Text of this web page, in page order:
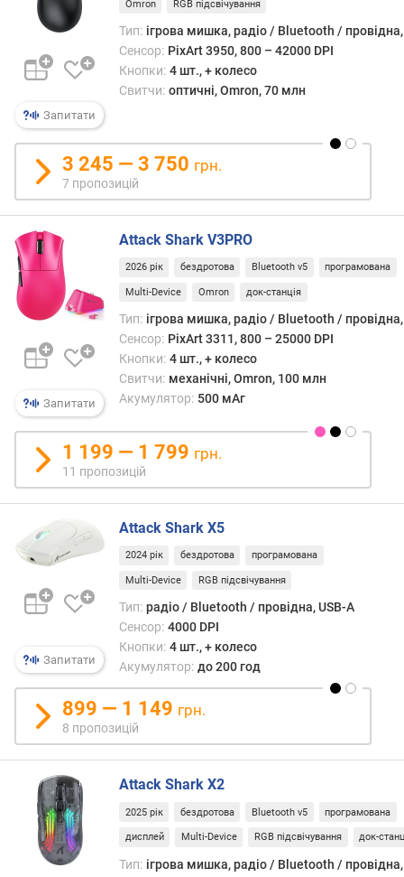
н
я
)
м
а
к
с
.
ш
в
д
і
с
ь
(
i
p
s
)
м
а
с
.
а
с
т
о
т
а
п
и
т
у
в
Запитати
Omron RGB підсвічування
Тип: ігрова мишка, радіо / Bluetooth / провідна,
Сенсор: PixArt 3950, 800 – 42000 DPI
Кнопки: 4 шт., + колесо
Свитчи: оптичні, Omron, 70 млн
3 245 — 3 750 грн.
7 пропозицій
Запитати
Attack Shark V3PRO
2026 рік бездротова Bluetooth v5 програмована
Multi-Device Omron док-станція
Тип: ігрова мишка, радіо / Bluetooth / провідна,
Сенсор: PixArt 3311, 800 – 25000 DPI
Кнопки: 4 шт., + колесо
Свитчи: механічні, Omron, 100 млн
Акумулятор: 500 мАг
1 199 — 1 799 грн.
11 пропозицій
Запитати
Attack Shark X5
2024 рік бездротова програмована
Multi-Device RGB підсвічування
Тип: радіо / Bluetooth / провідна, USB-A
Сенсор: 4000 DPI
Кнопки: 4 шт., + колесо
Акумулятор: до 200 год
899 — 1 149 грн.
8 пропозицій
Attack Shark X2
2025 рік бездротова Bluetooth v5 програмована
дисплей Multi-Device RGB підсвічування док-
Тип: ігрова мишка, радіо / Bluetooth / провідна,